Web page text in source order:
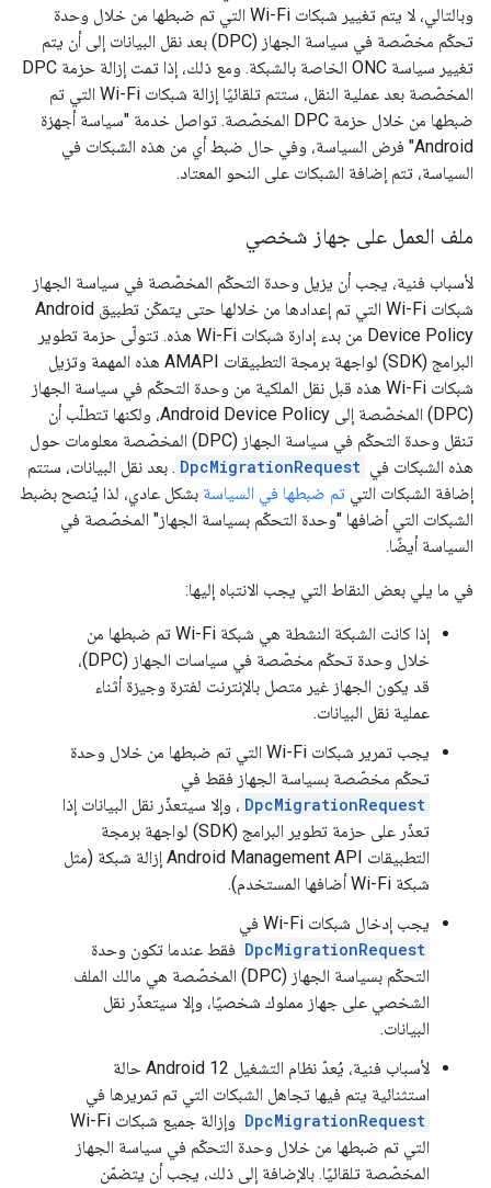
وبالتالي، لا يتم تغيير شبكات Wi-Fi التي تم ضبطها من خلال وحدة
تحكّم مخصّصة في سياسة الجهاز (DPC) بعد نقل البيانات إلى أن يتم
تغيير سياسة ONC الخاصة بالشبكة. ومع ذلك، إذا تمت إزالة حزمة DPC
المخصّصة بعد عملية النقل، ستتم تلقائيًا إزالة شبكات Wi-Fi التي تم
ضبطها من خلال حزمة DPC المخصّصة. تواصل خدمة "سياسة أجهزة
Android" فرض السياسة، وفي حال ضبط أي من هذه الشبكات في
السياسة، تتم إضافة الشبكات على النحو المعتاد.
ملف العمل على جهاز شخصي
لأسباب فنية، يجب أن يزيل وحدة التحكّم المخصّصة في سياسة الجهاز
شبكات Wi-Fi التي تم إعدادها من خلالها حتى يتمكّن تطبيق Android
Device Policy من بدء إدارة شبكات Wi-Fi هذه. تتولّى حزمة تطوير
البرامج (SDK) لواجهة برمجة التطبيقات AMAPI هذه المهمة وتزيل
شبكات Wi-Fi هذه قبل نقل الملكية من وحدة التحكّم في سياسة الجهاز
(DPC) المخصّصة إلى Android Device Policy، ولكنها تتطلّب أن
تنقل وحدة التحكّم في سياسة الجهاز (DPC) المخصّصة معلومات حول
هذه الشبكات في DpcMigrationRequest . بعد نقل البيانات، ستتم
إضافة الشبكات التي تم ضبطها في السياسة بشكل عادي، لذا يُنصح بضبط
الشبكات التي أضافها "وحدة التحكّم بسياسة الجهاز" المخصّصة في
السياسة أيضًا.
في ما يلي بعض النقاط التي يجب الانتباه إليها:
إذا كانت الشبكة النشطة هي شبكة Wi-Fi تم ضبطها من
خلال وحدة تحكّم مخصّصة في سياسات الجهاز (DPC)،
قد يكون الجهاز غير متصل بالإنترنت لفترة وجيزة أثناء
عملية نقل البيانات.
يجب تمرير شبكات Wi-Fi التي تم ضبطها من خلال وحدة
تحكّم مخصّصة بسياسة الجهاز فقط في
DpcMigrationRequest ، وإلا سيتعذّر نقل البيانات إذا
تعذّر على حزمة تطوير البرامج (SDK) لواجهة برمجة
التطبيقات Android Management API إزالة شبكة (مثل
شبكة Wi-Fi أضافها المستخدم).
يجب إدخال شبكات Wi-Fi في
DpcMigrationRequest فقط عندما تكون وحدة
التحكّم بسياسة الجهاز (DPC) المخصّصة هي مالك الملف
الشخصي على جهاز مملوك شخصيًا، وإلا سيتعذّر نقل
البيانات.
لأسباب فنية، يُعدّ نظام التشغيل Android 12 حالة
استثنائية يتم فيها تجاهل الشبكات التي تم تمريرها في
DpcMigrationRequest
وإزالة جميع شبكات Wi-Fi
التي تم ضبطها من خلال وحدة التحكّم في سياسة الجهاز
المخصّصة تلقائيًا. بالإضافة إلى ذلك، يجب أن يتضمّن